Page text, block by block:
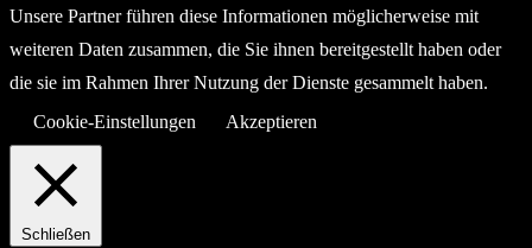
Unsere Partner führen diese Informationen möglicherweise mit
weiteren Daten zusammen, die Sie ihnen bereitgestellt haben oder
die sie im Rahmen Ihrer Nutzung der Dienste gesammelt haben.
Cookie-Einstellungen
Akzeptieren
Schließen